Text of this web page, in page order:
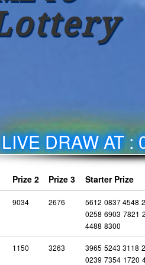
LIVE DRAW AT :
Prize 2 Prize 3 Starter Prize
9034 2676 5612 08374548
0258 6903 7821
4488 8300
1150 3263 3965 5243 3118
0239 7354 1720